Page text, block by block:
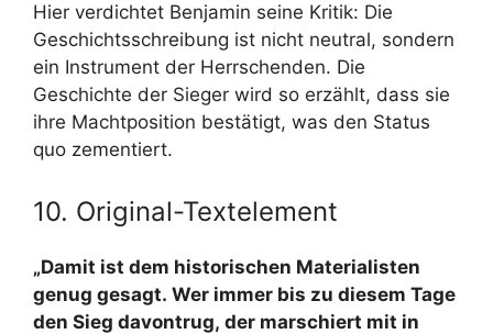
Hier verdichtet Benjamin seine Kritik: Die
Geschichtsschreibung ist nicht neutral, sondern
ein Instrument der Herrschenden. Die
Geschichte der Sieger wird so erzählt, dass sie
ihre Machtposition bestätigt, was den Status
quo zementiert.
10. Original-Textelement
„Damit ist dem historischen Materialisten
genug gesagt. Wer immer bis zu diesem Tage
den Sieg davontrug, der marschiert mit in